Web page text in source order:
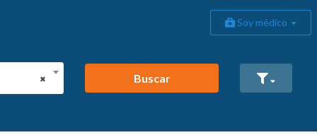
Soy médico
× Buscar